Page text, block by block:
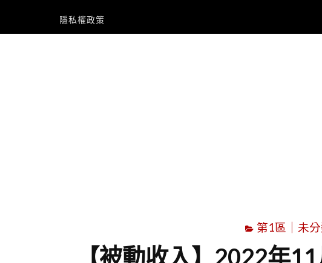
隱私權政策
第1區｜未
【被動收入】2022年